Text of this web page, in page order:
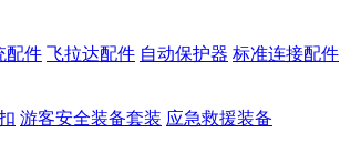
配件 飞拉达配件 自动保护器 标准连接配件
游客安全装备套装 应急救援装备